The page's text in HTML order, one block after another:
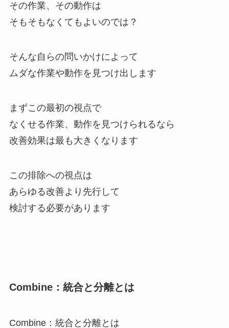
その作業、その動作は
そもそもなくてもよいのでは？
そんな自らの問いかけによって
ムダな作業や動作を見つけ出します
まずこの最初の視点で
なくせる作業、動作を見つけられるなら
改善効果は最も大きくなります
この排除への視点は
あらゆる改善より先行して
検討する必要があります
Combine：統合と分離とは
Combine：統合と分離とは